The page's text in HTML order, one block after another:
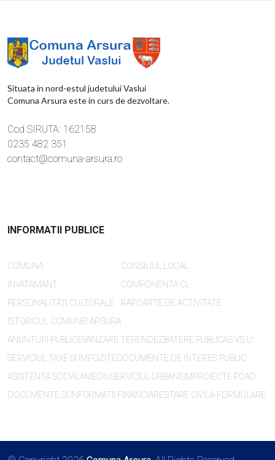
Situata in nord-estul judetului Vaslui
Comuna Arsura este in curs de dezvoltare.
Cod SIRUTA: 162158
0235 482 351
contact@comuna-arsura.ro
INFORMATII PUBLICE
COMUNA
INVATAMANT
PERSONALITĂȚI CULTURALE
ISTORICUL COMUNEI ARSURA
CONSILIUL LOCAL
COMPONENTA CL
RAPOARTE DE ACTIVITATE
ANUNTURI PUBLICEVANZARE TEREN DEZBATERE PUBLICAS.V.S.U.
SERVICIUL TAXE SI IMPOZITEDOCUMENTE DE INTERES PUBLIC
ASISTENTA SOCIALAMEDIUSERVICIUL URBANISMPROIECTE POAD
DOCUMENTE SI INFORMATII FINANCIARESTARE CIVILA-FORMULARE